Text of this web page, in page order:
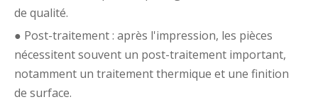
de qualité.
● Post-traitement : après l'impression, les pièces
nécessitent souvent un post-traitement important,
notamment un traitement thermique et une finition
de surface.